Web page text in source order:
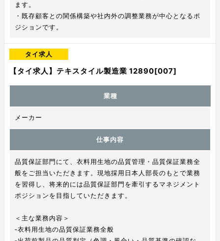
ます。
・既存顧客との関係構築や社内外の調整業務が中心となるポ
ジションです。
タイ求人
【タイ求人】テキスタイル製造業 12890[007]
業種
メーカー
仕事内容
品質保証部門にて、衣料用生地の品質管理・品質保証業務全
般をご担当いただきます。現地採用日本人部長のもとで業務
を習得し、将来的には品質保証部門を牽引するマネジメント
ポジションを目指していただきます。
＜主な業務内容＞
‐衣料用生地の品質保証業務全般